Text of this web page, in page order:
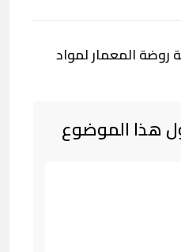
المعمار لمواد
هذا الموضوع